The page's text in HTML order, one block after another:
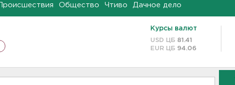
Происшествия Общество Чтиво Дачное дело
Курсы валют
USD ЦБ 81.41
EUR ЦБ 94.06